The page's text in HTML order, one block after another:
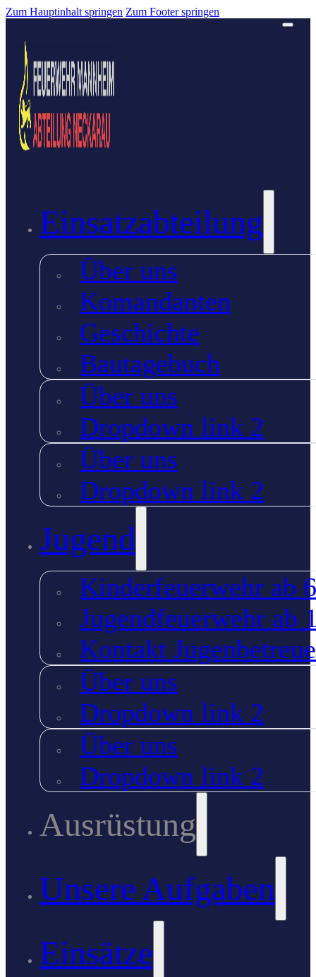
Zum Hauptinhalt springen Zum Footer springen
Einsatzabteilung
Über uns
Komandanten
Geschichte
Bautagebuch
Über uns
Dropdown link 2
Über uns
Dropdown link 2
Jugend
Kinderfeuerwehr ab
Jugendfeuerwehr ab
Kontakt
Über uns
Dropdown link 2
Über uns
Dropdown link 2
Ausrüstung
Unsere Aufgaben
Einsätze